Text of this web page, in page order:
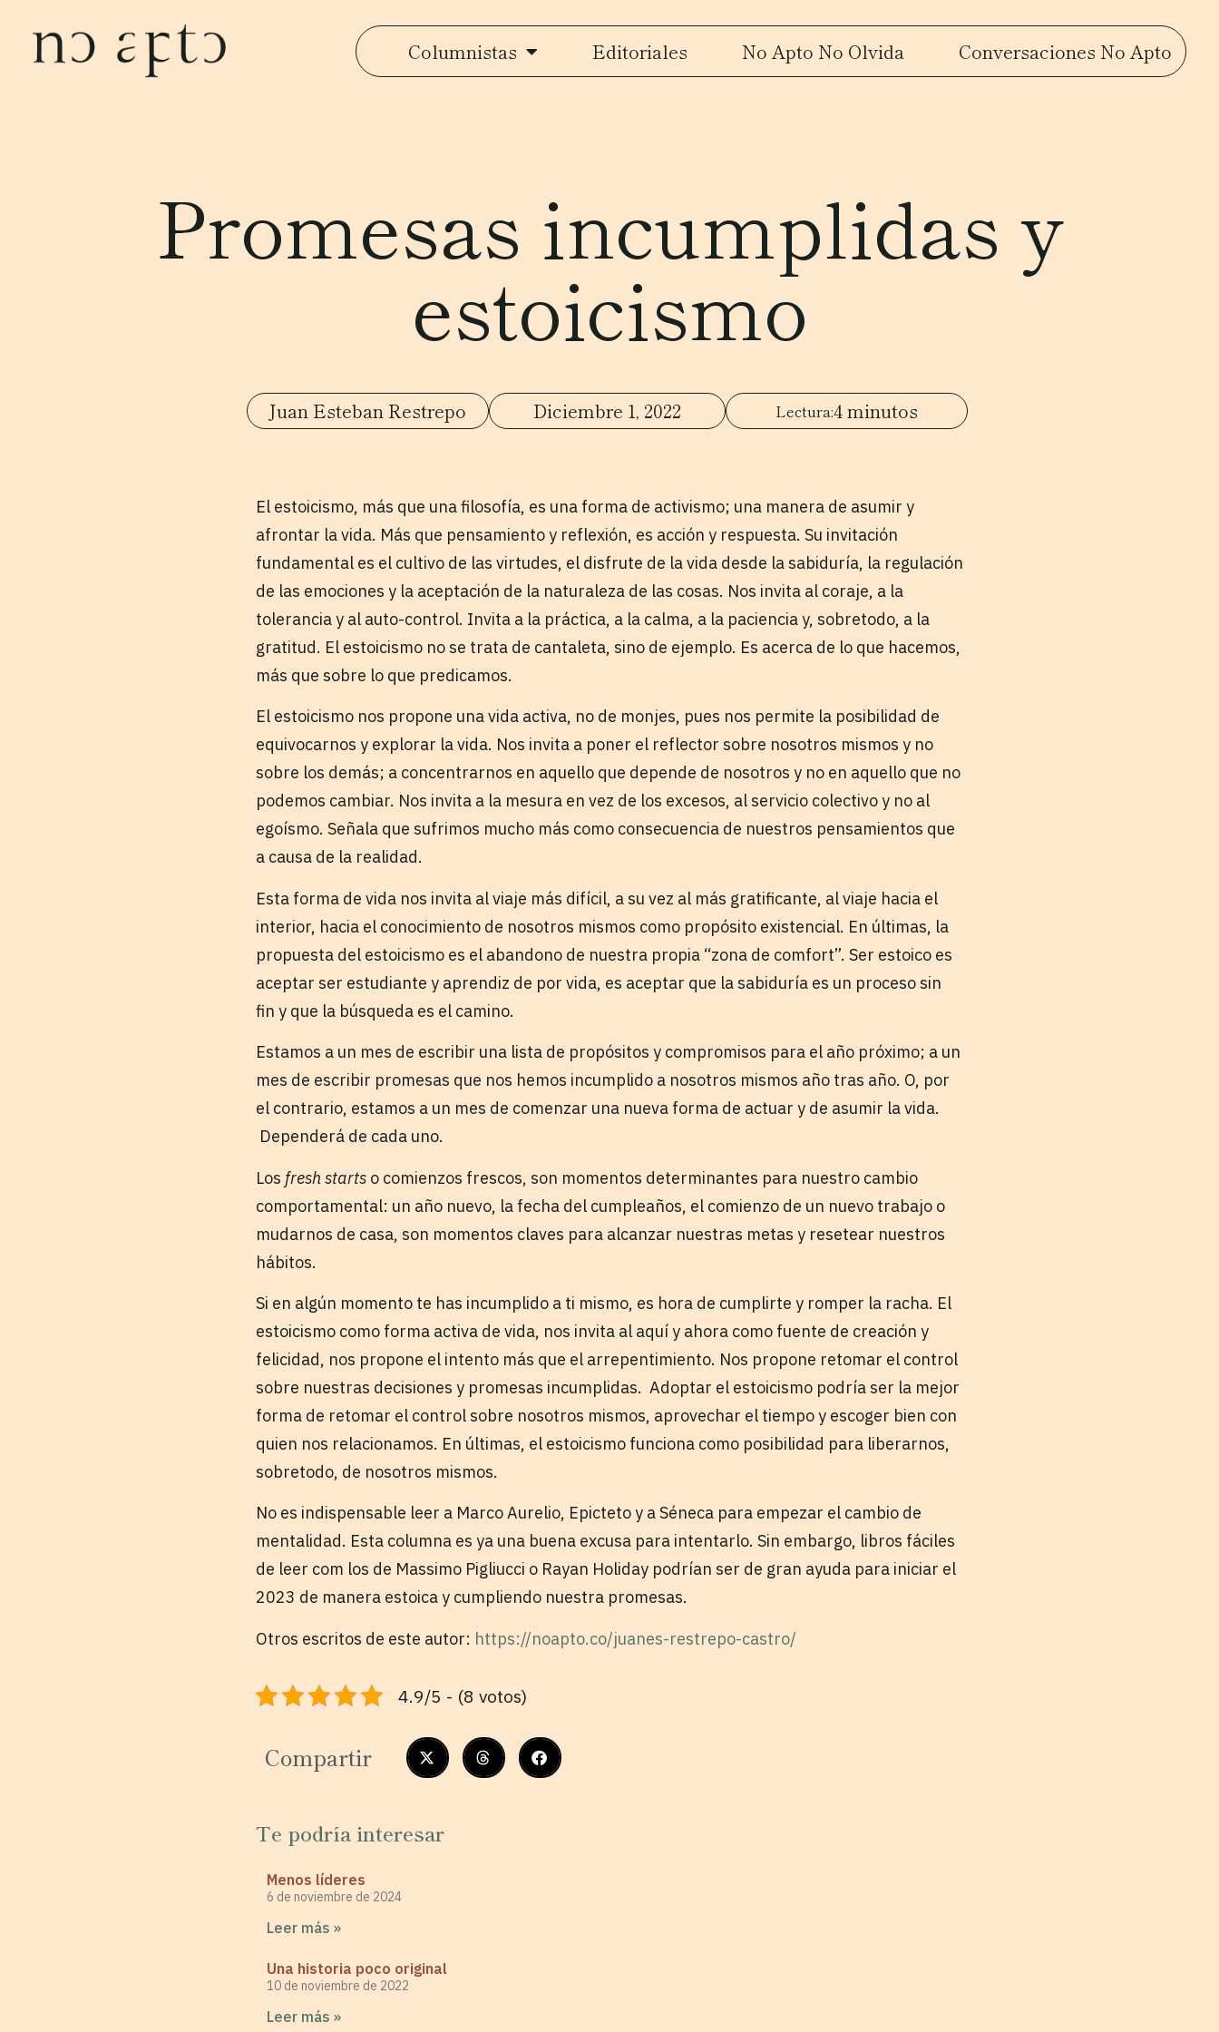
Columnistas Editoriales No Apto No Olvida Conversaciones No Apto
Promesas incumplidas y
estoicismo
Juan Esteban Restrepo Diciembre 1, 2022 4 minutos
El estoicismo, más que una filosofía, es una forma de activismo; una manera de asumir y
afrontar la vida. Más que pensamiento y reflexión, es acción y respuesta. Su invitación
fundamental es el cultivo de las virtudes, el disfrute de la vida desde la sabiduría, la regulación
de las emociones y la aceptación de la naturaleza de las cosas. Nos invita al coraje, a la
tolerancia y al auto-control. Invita a la práctica, a la calma, a la paciencia y, sobretodo, a la
gratitud. El estoicismo no se trata de cantaleta, sino de ejemplo. Es acerca de lo que hacemos,
más que sobre lo que predicamos.
El estoicismo nos propone una vida activa, no de monjes, pues nos permite la posibilidad de
equivocarnos y explorar la vida. Nos invita a poner el reflector sobre nosotros mismos y no
sobre los demás; a concentrarnos en aquello que depende de nosotros y no en aquello que no
podemos cambiar. Nos invita a la mesura en vez de los excesos, al servicio colectivo y no al
egoísmo. Señala que sufrimos mucho más como consecuencia de nuestros pensamientos que
a causa de la realidad.
Esta forma de vida nos invita al viaje más difícil, a su vez al más gratificante, al viaje hacia el
interior, hacia el conocimiento de nosotros mismos como propósito existencial. En últimas, la
propuesta del estoicismo es el abandono de nuestra propia “zona de comfort”. Ser estoico es
aceptar ser estudiante y aprendiz de por vida, es aceptar que la sabiduría es un proceso sin
fin y que la búsqueda es el camino.
Estamos a un mes de escribir una lista de propósitos y compromisos para el año próximo; a un
mes de escribir promesas que nos hemos incumplido a nosotros mismos año tras año. O, por
el contrario, estamos a un mes de comenzar una nueva forma de actuar y de asumir la vida.
Dependerá de cada uno.
Los fresh starts o comienzos frescos, son momentos determinantes para nuestro cambio
comportamental: un año nuevo, la fecha del cumpleaños, el comienzo de un nuevo trabajo o
mudarnos de casa, son momentos claves para alcanzar nuestras metas y resetear nuestros
hábitos.
Si en algún momento te has incumplido a ti mismo, es hora de cumplirte y romper la racha. El
estoicismo como forma activa de vida, nos invita al aquí y ahora como fuente de creación y
felicidad, nos propone el intento más que el arrepentimiento. Nos propone retomar el control
sobre nuestras decisiones y promesas incumplidas. Adoptar el estoicismo podría ser la mejor
forma de retomar el control sobre nosotros mismos, aprovechar el tiempo y escoger bien con
quien nos relacionamos. En últimas, el estoicismo funciona como posibilidad para liberarnos,
sobretodo, de nosotros mismos.
No es indispensable leer a Marco Aurelio, Epicteto y a Séneca para empezar el cambio de
mentalidad. Esta columna es ya una buena excusa para intentarlo. Sin embargo, libros fáciles
de leer com los de Massimo Pigliucci o Rayan Holiday podrían ser de gran ayuda para iniciar el
2023 de manera estoica y cumpliendo nuestra promesas.
Otros escritos de este autor: https://noapto.co/juanes-restrepo-castro/
4.9/5 - (8 votos)
Compartir
Te podría interesar
Menos líderes
6 de noviembre de 2024
Leer más »
Una historia poco original
10 de noviembre de 2022
Leer más »